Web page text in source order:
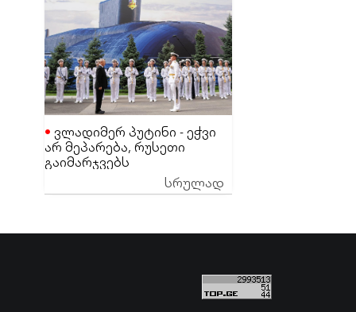
ვლადიმერ პუტინი - ეჭვი
არ მეპარება, რუსეთი
გაიმარჯვებს
სრულად